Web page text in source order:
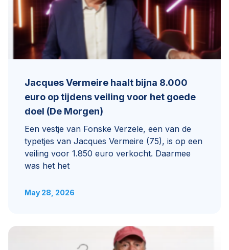
Jacques Vermeire haalt bijna 8.000
euro op tijdens veiling voor het goede
doel (De Morgen)
Een vestje van Fonske Verzele, een van de
typetjes van Jacques Vermeire (75), is op een
veiling voor 1.850 euro verkocht. Daarmee
was het het
May 28, 2026